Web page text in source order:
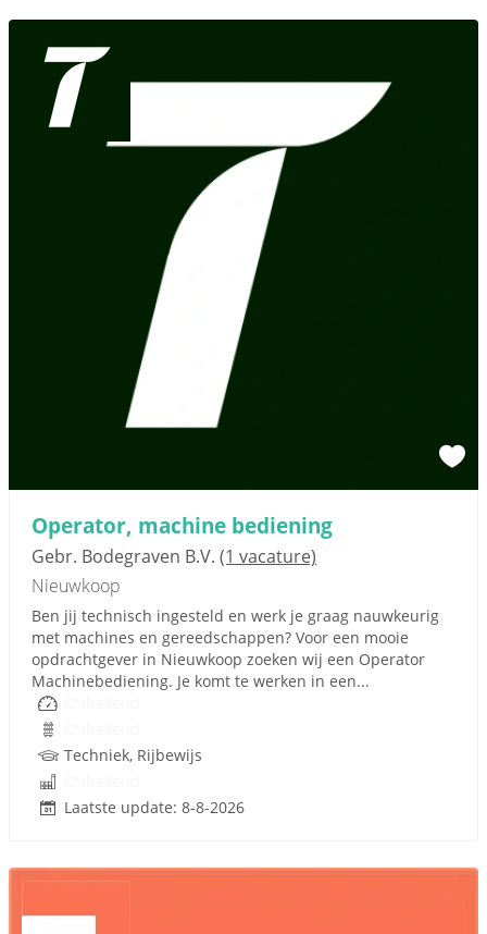
Operator, machine bediening
Gebr. Bodegraven B.V. (1 vacature)
Nieuwkoop
Ben jij technisch ingesteld en werk je graag nauwkeurig
met machines en gereedschappen? Voor een mooie
opdrachtgever in Nieuwkoop zoeken wij een Operator
Machinebediening. Je komt te werken in een...
Techniek, Rijbewijs
Laatste update: 8-8-2026